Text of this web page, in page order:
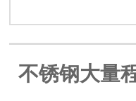
不锈钢大量